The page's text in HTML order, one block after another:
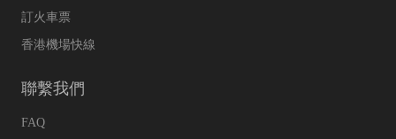
訂火車票
香港機場快線
聯繫我們
FAQ